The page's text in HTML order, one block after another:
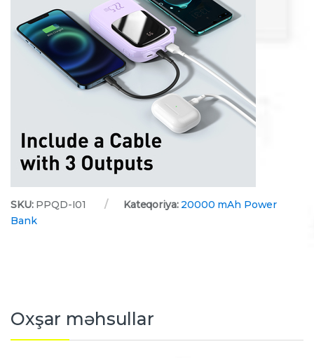
SKU: PPQD-I01 Kateqoriya: 20000 mAh Power
Bank
Oxşar məhsullar